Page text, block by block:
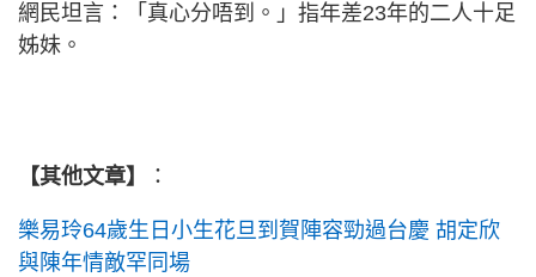
網民坦言：「真心分唔到。」指年差23年的二人十足
姊妹。
【其他文章】 ：
樂易玲64歲生日小生花旦到賀陣容勁過台慶 胡定欣
與陳年情敵罕同場